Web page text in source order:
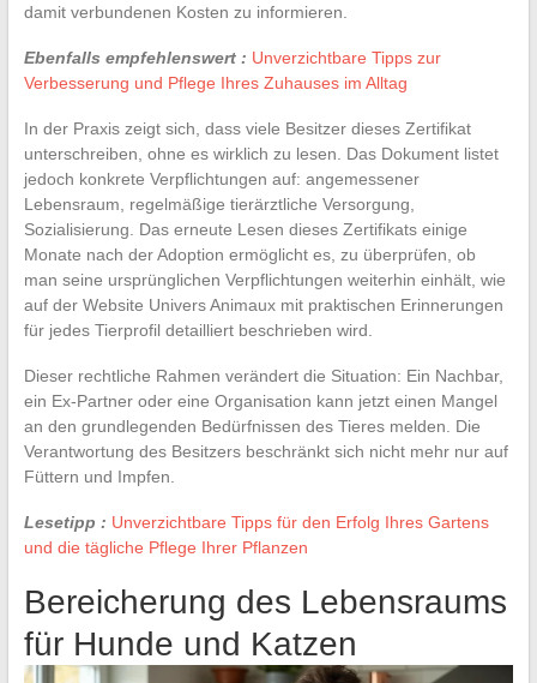
damit verbundenen Kosten zu informieren.
Ebenfalls empfehlenswert : Unverzichtbare Tipps zur
Verbesserung und Pflege Ihres Zuhauses im Alltag
In der Praxis zeigt sich, dass viele Besitzer dieses Zertifikat
unterschreiben, ohne es wirklich zu lesen. Das Dokument listet
jedoch konkrete Verpflichtungen auf: angemessener
Lebensraum, regelmäßige tierärztliche Versorgung,
Sozialisierung. Das erneute Lesen dieses Zertifikats einige
Monate nach der Adoption ermöglicht es, zu überprüfen, ob
man seine ursprünglichen Verpflichtungen weiterhin einhält, wie
auf der Website Univers Animaux mit praktischen Erinnerungen
für jedes Tierprofil detailliert beschrieben wird.
Dieser rechtliche Rahmen verändert die Situation: Ein Nachbar,
ein Ex-Partner oder eine Organisation kann jetzt einen Mangel
an den grundlegenden Bedürfnissen des Tieres melden. Die
Verantwortung des Besitzers beschränkt sich nicht mehr nur auf
Füttern und Impfen.
Lesetipp : Unverzichtbare Tipps für den Erfolg Ihres Gartens
und die tägliche Pflege Ihrer Pflanzen
Bereicherung des Lebensraums
für Hunde und Katzen